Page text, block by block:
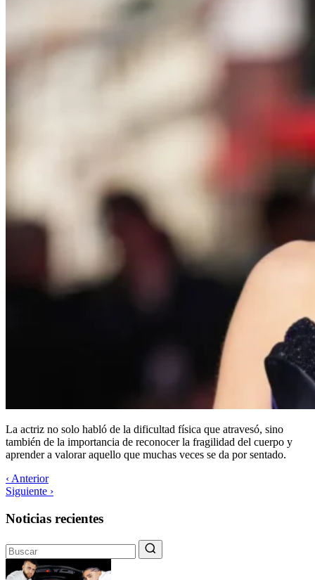
La actriz no solo habló de la dificultad física que atravesó, sino
también de la importancia de reconocer la fragilidad del cuerpo y
aprender a valorar aquello que muchas veces se da por sentado.
‹ Anterior
Siguiente ›
Noticias recientes